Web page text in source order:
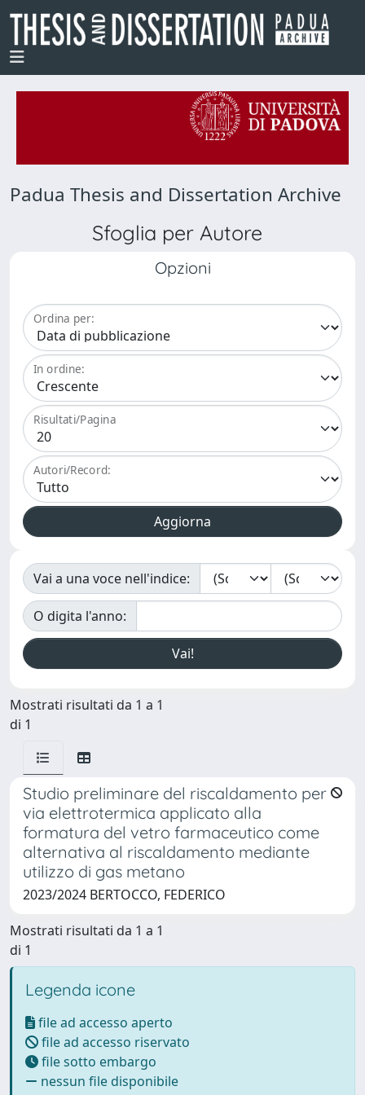
Padua Thesis and Dissertation Archive
Sfoglia per Autore
Opzioni
Ordina per:
In ordine:
Risultati/Pagina
Autori/Record:
Vai a una voce nell'indice:
O digita l'anno:
Mostrati risultati da 1 a 1
di 1
Studio preliminare del riscaldamento per
via elettrotermica applicato alla
formatura del vetro farmaceutico come
alternativa al riscaldamento mediante
utilizzo di gas metano
2023/2024 BERTOCCO, FEDERICO
Mostrati risultati da 1 a 1
di 1
Legenda icone
file ad accesso aperto
file ad accesso riservato
file sotto embargo
nessun file disponibile